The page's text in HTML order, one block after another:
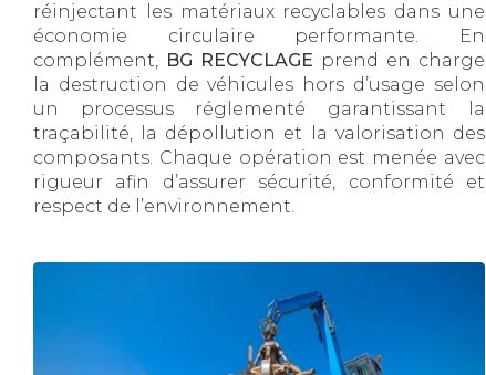
réinjectant les matériaux recyclables dans une
économie circulaire performante. En
complément, BG RECYCLAGE prend en charge
la destruction de véhicules hors d’usage selon
un processus réglementé garantissant la
traçabilité, la dépollution et la valorisation des
composants. Chaque opération est menée avec
rigueur afin d’assurer sécurité, conformité et
respect de l’environnement.